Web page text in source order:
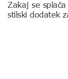
Zakaj se
stilski dodatek